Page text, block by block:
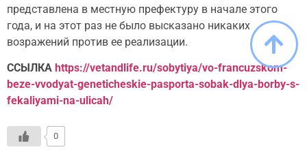
представлена в местную префектуру в начале этого
года, и на этот раз не было высказано никаких
возражений против ее реализации.
ССЫЛКА https://vetandlife.ru/sobytiya/vo-francuzskom-
beze-vvodyat-geneticheskie-pasporta-sobak-dlya-borby-s-
fekaliyami-na-ulicah/
0